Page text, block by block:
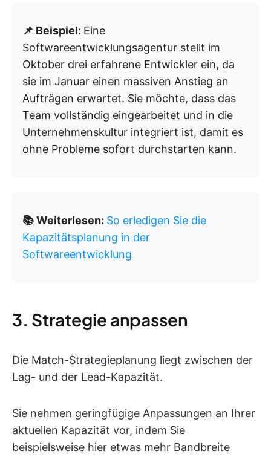
📌 Beispiel: Eine
Softwareentwicklungsagentur stellt im
Oktober drei erfahrene Entwickler ein, da
sie im Januar einen massiven Anstieg an
Aufträgen erwartet. Sie möchte, dass das
Team vollständig eingearbeitet und in die
Unternehmenskultur integriert ist, damit es
ohne Probleme sofort durchstarten kann.
📚 Weiterlesen: So erledigen Sie die
Kapazitätsplanung in der
Softwareentwicklung
3. Strategie anpassen
Die Match-Strategieplanung liegt zwischen der
Lag- und der Lead-Kapazität.
Sie nehmen geringfügige Anpassungen an Ihrer
aktuellen Kapazität vor, indem Sie
beispielsweise hier etwas mehr Bandbreite